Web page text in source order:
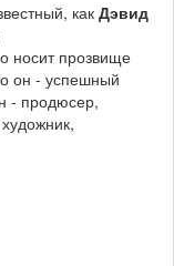
как Дэвид
носит прозвище
он - успешный
- продюсер,